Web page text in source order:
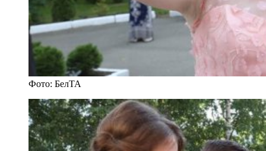
Фото: БелТА